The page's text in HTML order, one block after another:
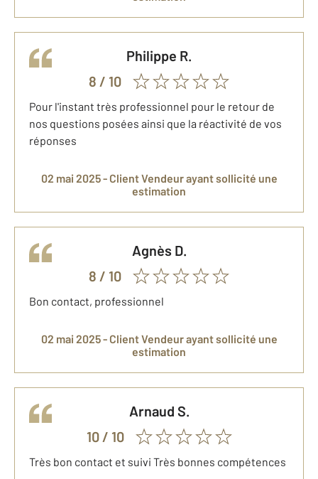
Philippe R.
8 / 10
Pour l'instant très professionnel pour le retour de
nos questions posées ainsi que la réactivité de vos
réponses
02 mai 2025 - Client Vendeurayant sollicité une
estimation
Agnès D.
8 / 10
Bon contact, professionnel
02 mai 2025 - Client Vendeurayant sollicité une
estimation
Arnaud S.
10/ 10
Très bon contact et suivi Très bonnes compétences